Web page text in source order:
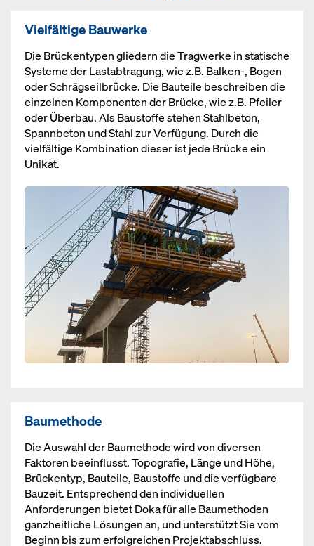
Vielfältige Bauwerke
Die Brückentypen gliedern die Tragwerke in statische
Systeme der Lastabtragung, wie z.B. Balken-, Bogen
oder Schrägseilbrücke. Die Bauteile beschreiben die
einzelnen Komponenten der Brücke, wie z.B. Pfeiler
oder Überbau. Als Baustoffe stehen Stahlbeton,
Spannbeton und Stahl zur Verfügung. Durch die
vielfältige Kombination dieser ist jede Brücke ein
Unikat.
Open
Baumethode
Die Auswahl der Baumethode wird von diversen
Faktoren beeinflusst. Topografie, Länge und Höhe,
Brückentyp, Bauteile, Baustoffe und die verfügbare
Bauzeit. Entsprechend den individuellen
Anforderungen bietet Doka für alle Baumethoden
ganzheitliche Lösungen an, und unterstützt Sie vom
Beginn bis zum erfolgreichen Projektabschluss.